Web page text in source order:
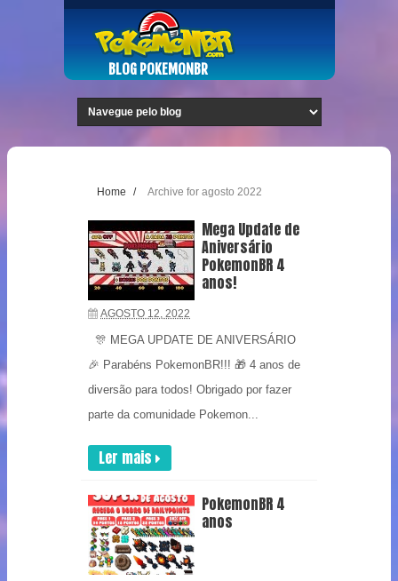
BLOG POKEMONBR
Home / Archive for agosto 2022
Mega Update de
Aniversário
PokemonBR 4
anos!
AGOSTO 12, 2022
🎊 MEGA UPDATE DE ANIVERSÁRIO
🎉 Parabéns PokemonBR!!! 🎁 4 anos de
diversão para todos! Obrigado por fazer
parte da comunidade Pokemon...
Ler mais
PokemonBR 4
anos